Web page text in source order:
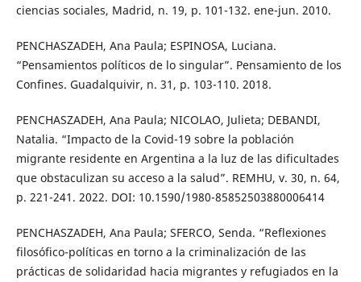
ciencias sociales, Madrid, n. 19, p. 101-132. ene-jun. 2010.
PENCHASZADEH, Ana Paula; ESPINOSA, Luciana.
“Pensamientos políticos de lo singular”. Pensamiento de los
Confines. Guadalquivir, n. 31, p. 103-110. 2018.
PENCHASZADEH, Ana Paula; NICOLAO, Julieta; DEBANDI,
Natalia. “Impacto de la Covid-19 sobre la población
migrante residente en Argentina a la luz de las dificultades
que obstaculizan su acceso a la salud”. REMHU, v. 30, n. 64,
p. 221-241. 2022. DOI: 10.1590/1980-85852503880006414
PENCHASZADEH, Ana Paula; SFERCO, Senda. “Reflexiones
filosófico-políticas en torno a la criminalización de las
prácticas de solidaridad hacia migrantes y refugiados en la